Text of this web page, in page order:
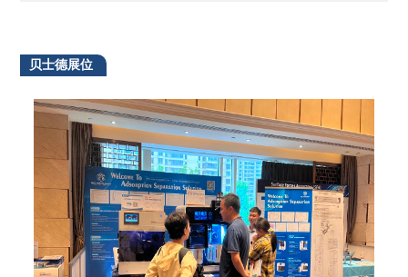
贝士德展位